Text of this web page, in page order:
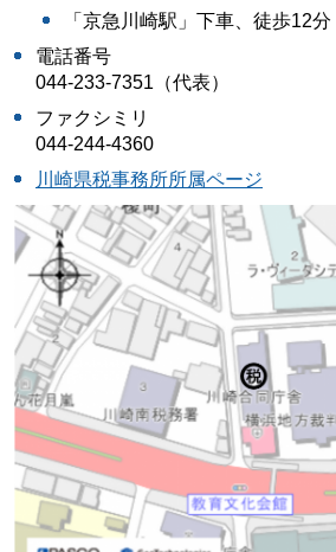
「京急川崎駅」下車、徒歩12分
電話番号
044-233-7351（代表）
ファクシミリ
044-244-4360
川崎県税事務所所属ページ